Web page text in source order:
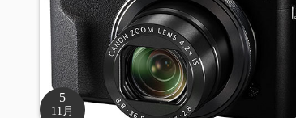
5
11月